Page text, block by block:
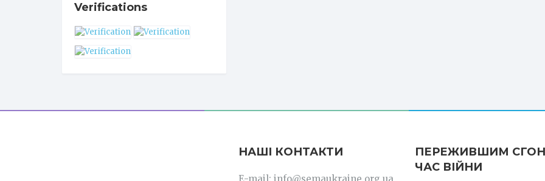
Verifications
НАШІ КОНТАКТИ
ПЕРЕЖИВШИМ СГОН
ЧАС ВІЙНИ